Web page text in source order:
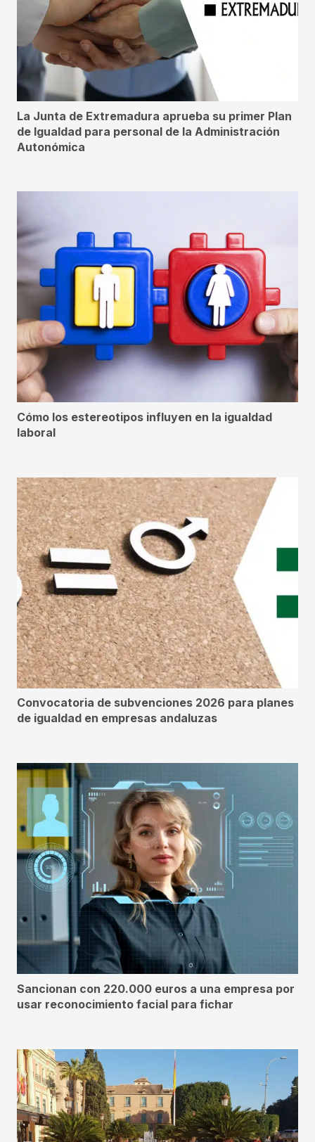
La Junta de Extremadura aprueba su primer Plan
de Igualdad para personal de la Administración
Autonómica
Cómo los estereotipos influyen en la igualdad
laboral
Convocatoria de subvenciones 2026 para planes
de igualdad en empresas andaluzas
Sancionan con 220.000 euros a una empresa por
usar reconocimiento facial para fichar